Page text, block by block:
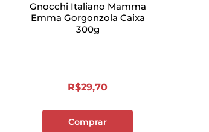
Gnocchi Italiano Mamma
Emma Gorgonzola Caixa
300g
R$29,70
Comprar